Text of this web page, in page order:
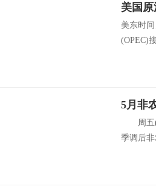
美国
美东时
(OPEC)
周五(6
季调后